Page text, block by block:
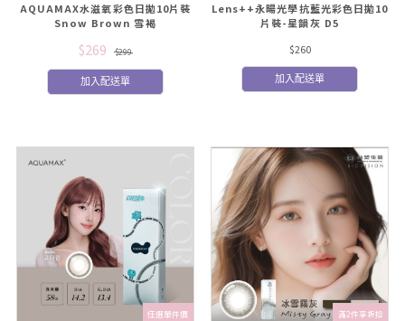
AQUAMAX水滋氧彩色日拋10片裝
Snow Brown 雪褐
$269 $299
加入配送單
Lens++永暘光學抗藍光彩色日拋10
片裝-星韻灰 D5
$260
加入配送單
任選單件價 滿2件享折扣